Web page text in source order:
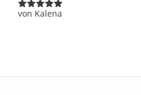
Bewertet
von Kalena